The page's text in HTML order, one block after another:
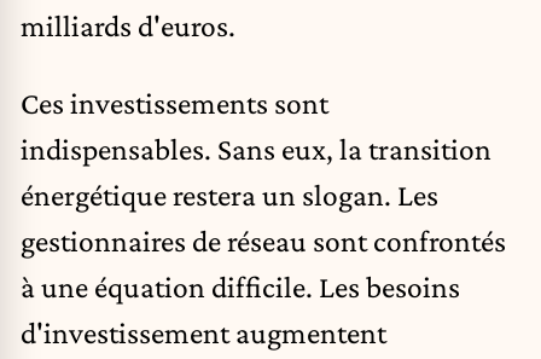
milliards d'euros.
Ces investissements sont
indispensables. Sans eux, la transition
énergétique restera un slogan. Les
gestionnaires de réseau sont confrontés
à une équation difficile. Les besoins
d'investissement augmentent